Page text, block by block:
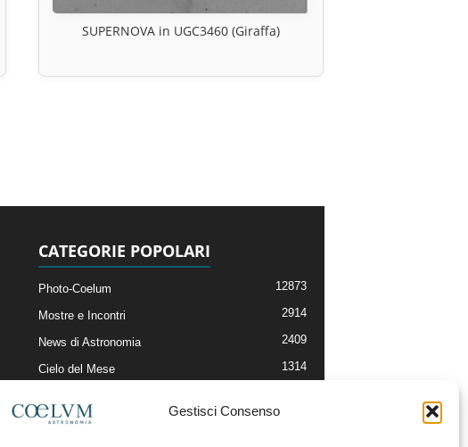
Gestisci Consenso
SUPERNOVA in UGC3460 (Giraffa)
CATEGORIE POPOLARI
Photo-Coelum 12873
Mostre e Incontri 2914
News di Astronomia 2409
Cielo del Mese 1314
Articoli e Risorse On-Line